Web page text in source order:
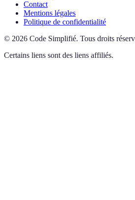
Contact
Mentions légales
Politique de confidentialité
© 2026 Code Simplifié. Tous droits
Certains liens sont des liens affiliés.